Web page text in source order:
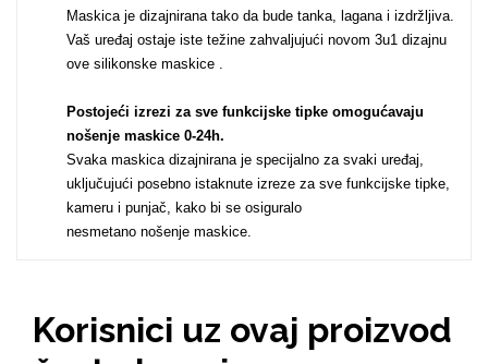
Maskica je dizajnirana tako da bude tanka, lagana i izdržljiva.
Vaš uređaj ostaje iste težine zahvaljujući novom 3u1 dizajnu
ove silikonske maskice .
Postojeći izrezi za sve funkcijske tipke omogućavaju
nošenje maskice 0-24h.
Svaka maskica dizajnirana je specijalno za svaki uređaj,
uključujući posebno istaknute izreze za sve funkcijske tipke,
kameru i punjač, kako bi se osiguralo
nesmetano nošenje maskice.
Korisnici uz ovaj proizvod